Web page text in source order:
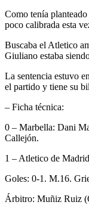
Como tenía
poco calibrada esta
Buscaba el Atletico
Giuliano estaba
La sentencia estuvo
el partido y tiene su
– Ficha técnica:
0 – Marbella: Dani
Callejón.
1 – Atletico de
Goles: 0-1. M.16.
Árbitro: Muñiz Ruiz